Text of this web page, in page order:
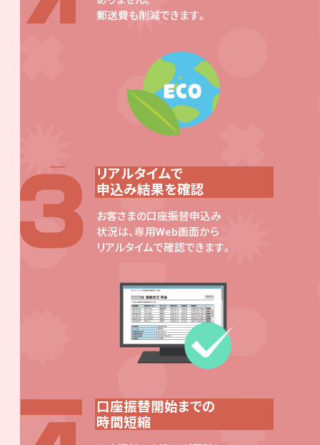
郵送費も削減できます。
リアルタイムで
申込み結果を確認
お客さまの口座振替申込み
状況は、専用Web画面から
リアルタイムで確認できます。
口座振替開始までの
時間短縮